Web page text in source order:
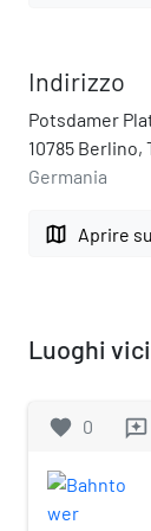
Indirizzo
Potsdamer
10785
Germania
map Aprire
Luoghi
favorite 0 reviews